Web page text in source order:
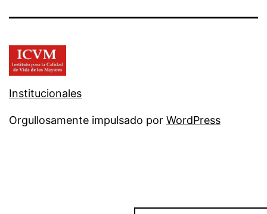
Institucionales
Orgullosamente impulsado por WordPress